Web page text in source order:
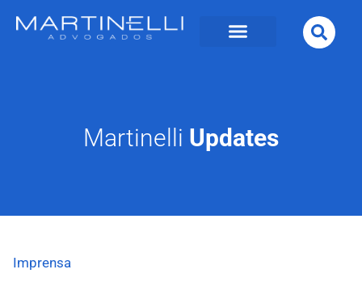
Martinelli Updates
Imprensa